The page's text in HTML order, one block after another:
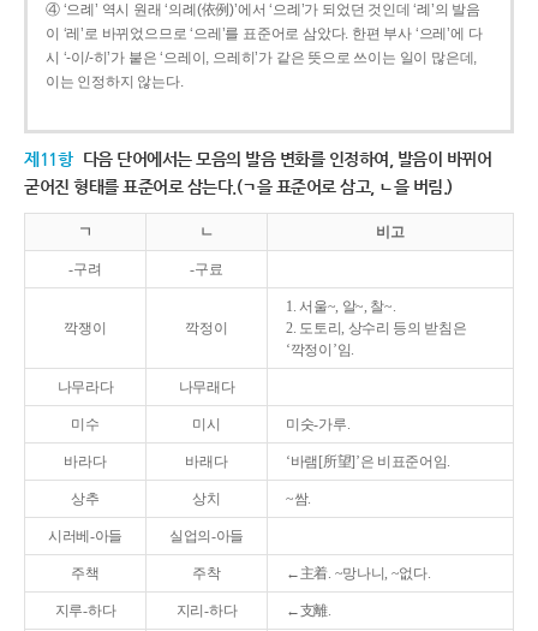
④ ‘으례’ 역시 원래 ‘의례(依例)’에서 ‘으례’가 되었던 것인데 ‘례’의 발음
이 ‘레’로 바뀌었으므로 ‘으레’를 표준어로 삼았다. 한편 부사 ‘으레’에 다
시 ‘-이/-히’가 붙은 ‘으레이, 으레히’가 같은 뜻으로 쓰이는 일이 많은데,
이는 인정하지 않는다.
제11항 다음 단어에서는 모음의 발음 변화를 인정하여, 발음이 바뀌어
굳어진 형태를 표준어로 삼는다.(ㄱ을 표준어로 삼고, ㄴ을 버림.)
ㄱ ㄴ 비고
-구려 -구료
깍쟁이 깍정이
1. 서울~, 알~, 찰~.
2. 도토리, 상수리 등의 받침은
‘깍정이’임.
나무라다 나무래다
미수 미시 미숫-가루.
바라다 바래다 ‘바램[所望]’은 비표준어임.
상추 상치 ~쌈.
시러베-아들 실업의-아들
주책 주착 ←主着. ~망나니, ~없다.
지루-하다 지리-하다 ←支離.